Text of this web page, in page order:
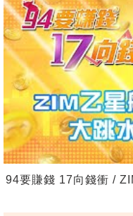
94要賺錢 17向錢衝 /